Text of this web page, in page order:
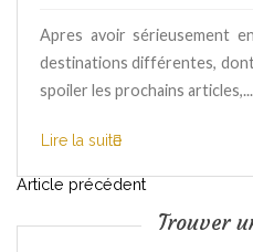
Apres avoir sérieusement
destinations différentes,
spoiler les prochains articles,...
Lire la suite
N
Article précédent
Trouver